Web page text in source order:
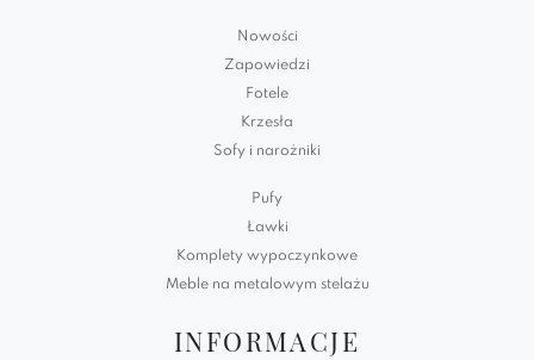
Nowości
Zapowiedzi
Fotele
Krzesła
Sofy i narożniki
Pufy
Ławki
Komplety wypoczynkowe
Meble na metalowym stelażu
INFORMACJE